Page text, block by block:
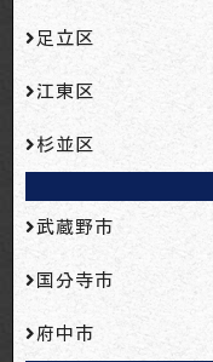
足立区
江東区
杉並区
武蔵野市
国分寺市
府中市